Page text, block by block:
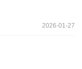
2026-01-27